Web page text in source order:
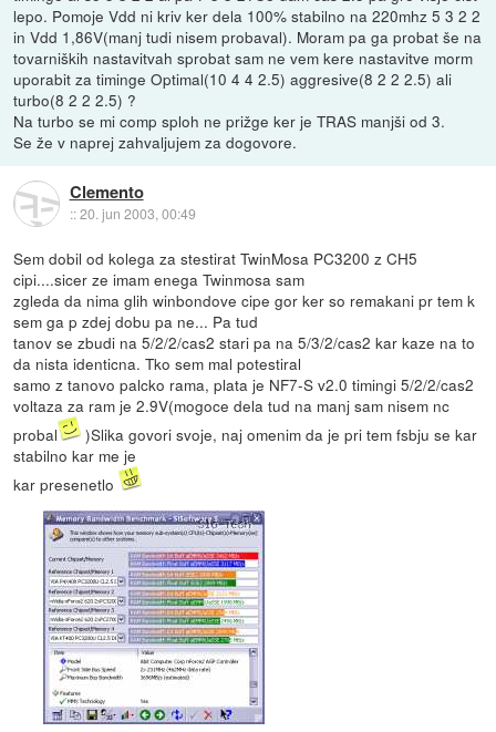
lepo. Pomoje Vdd ni kriv ker dela 100% stabilno na 220mhz 5 3 2 2
in Vdd 1,86V(manj tudi nisem probaval). Moram pa ga probat še na
tovarniških nastavitvah sprobat sam ne vem kere nastavitve morm
uporabit za timinge Optimal(10 4 4 2.5) aggresive(8 2 2 2.5) ali
turbo(8 2 2 2.5) ?
Na turbo se mi comp sploh ne prižge ker je TRAS manjši od 3.
Se že v naprej zahvaljujem za dogovore.
Clemento
::20. jun 2003, 00:49
Sem dobil od kolega za stestirat TwinMosa PC3200 z CH5
cipi....sicer ze imam enega Twinmosa sam
zgleda da nima glih winbondove cipe gor ker so remakani pr tem k
sem ga p zdej dobu pa ne... Pa tud
tanov se zbudi na 5/2/2/cas2 stari pa na 5/3/2/cas2 kar kaze na to
da nista identicna. Tko sem mal potestiral
samo z tanovo palcko rama, plata je NF7-S v2.0 timingi 5/2/2/cas2
voltaza za ram je 2.9V(mogoce dela tud na manj sam nisem nc
probal
)Slika govori svoje, naj omenim da je pri tem fsbju se kar
stabilno kar me je
kar presenetlo